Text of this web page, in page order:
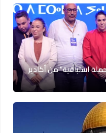
استباقية” من أكادير